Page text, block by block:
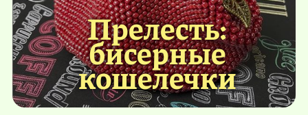
Прелесть:
бисерные
кошелечки